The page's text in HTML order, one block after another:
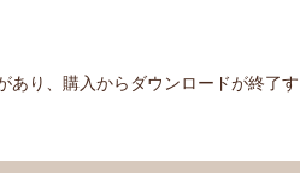
あり、購入からダウンロードが終了す